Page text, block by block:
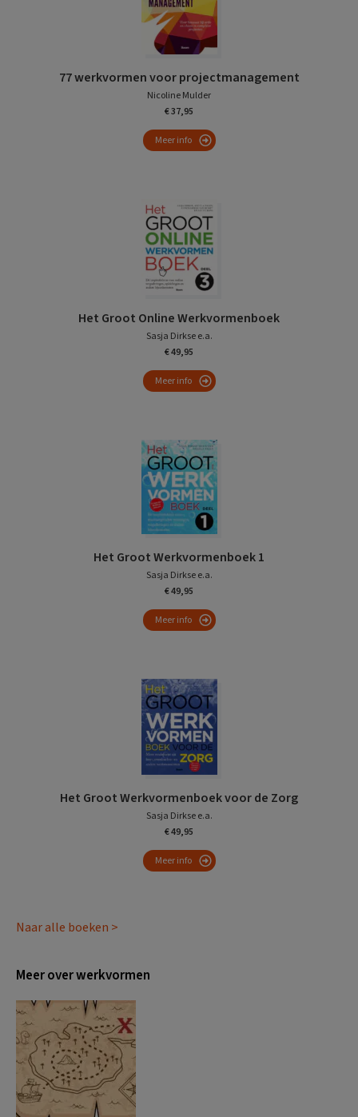
77 werkvormen voor projectmanagement
Nicoline Mulder
€ 37,95
Meer info
Het Groot Online Werkvormenboek
Sasja Dirkse e.a.
€ 49,95
Meer info
Het Groot Werkvormenboek 1
Sasja Dirkse e.a.
€ 49,95
Meer info
Het Groot Werkvormenboek voor de Zorg
Sasja Dirkse e.a.
€ 49,95
Meer info
Naar alle boeken >
Meer over werkvormen